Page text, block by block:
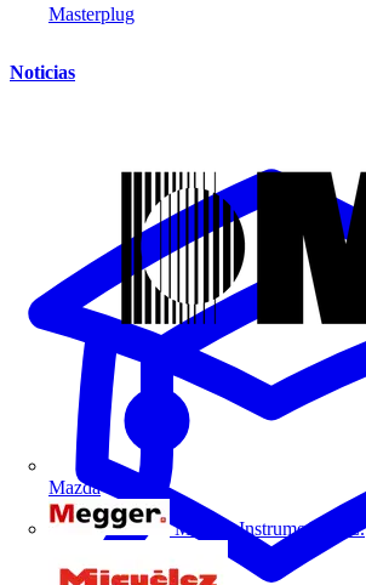
Masterplug
Mazda
Megger Instruments S.L.
Noticias